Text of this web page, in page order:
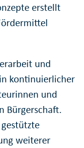
erstellt
und
kontinuierlicher
und
Bürgerschaft.
weiterer